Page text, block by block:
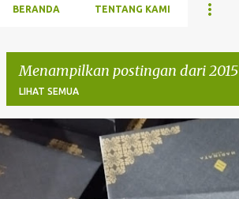
BERANDA TENTANG KAMI
Menampilkan postingan dari 2015
LIHAT SEMUA
o